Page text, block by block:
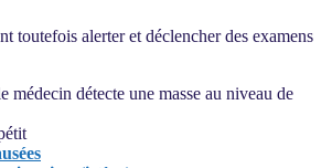
toutefois alerter et déclencher des examens
médecin détecte une masse au niveau de